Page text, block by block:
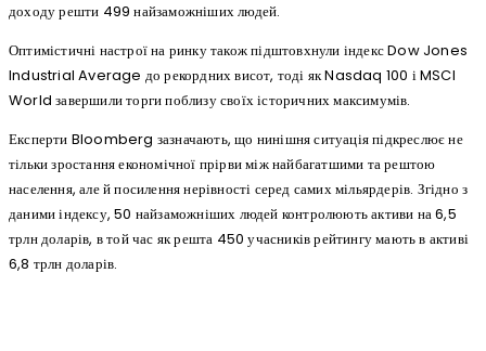
доходу решти 499 найзаможніших людей.
Оптимістичні настрої на ринку також підштовхнули індекс Dow Jones
Industrial Average до рекордних висот, тоді як Nasdaq 100 і MSCI
World завершили торги поблизу своїх історичних максимумів.
Експерти Bloomberg зазначають, що нинішня ситуація підкреслює не
тільки зростання економічної прірви між найбагатшими та рештою
населення, але й посилення нерівності серед самих мільярдерів. Згідно з
даними індексу, 50 найзаможніших людей контролюють активи на 6,5
трлн доларів, в той час як решта 450 учасників рейтингу мають в активі
6,8 трлн доларів.